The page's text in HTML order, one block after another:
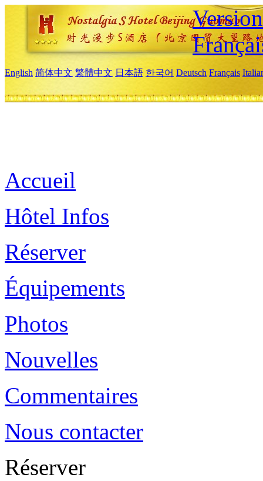
English 简体中文 繁體中文 日本語 한국어 Deutsch Français
Accueil
Hôtel Infos
Réserver
Équipements
Photos
Nouvelles
Commentaires
Nous contacter
Réserver